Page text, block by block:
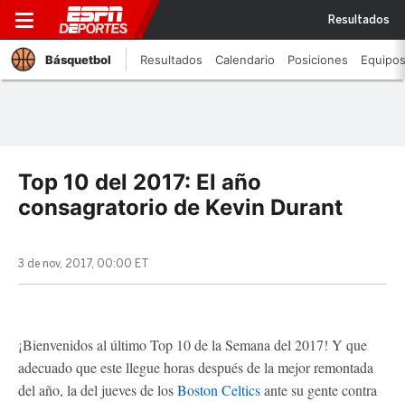
Resultados
Básquetbol Resultados Calendario Posiciones Equipos
Top 10 del 2017: El año
consagratorio de Kevin Durant
3 de nov, 2017, 00:00 ET
¡Bienvenidos al último Top 10 de la Semana del 2017! Y que
adecuado que este llegue horas después de la mejor remontada
del año, la del jueves de losBoston Celticsante su gente contra